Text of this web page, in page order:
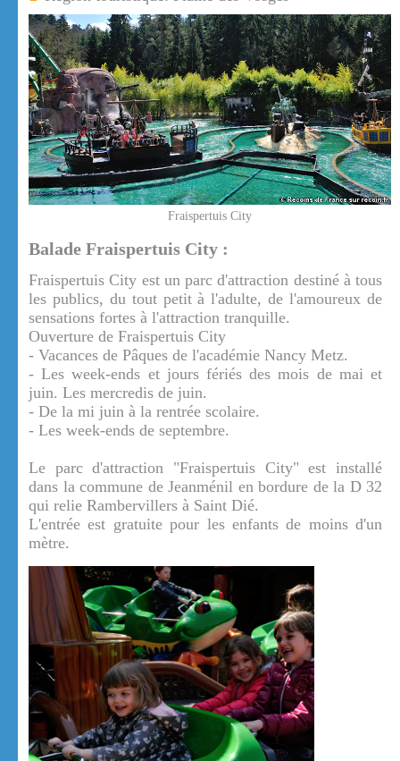
Fraispertuis City
Balade Fraispertuis City :
Fraispertuis City est un parc d'attraction destiné à tous
les publics, du tout petit à l'adulte, de l'amoureux de
sensations fortes à l'attraction tranquille.
Ouverture de Fraispertuis City
- Vacances de Pâques de l'académie Nancy Metz.
- Les week-ends et jours fériés des mois de mai et
juin. Les mercredis de juin.
- De la mi juin à la rentrée scolaire.
- Les week-ends de septembre.
Le parc d'attraction "Fraispertuis City" est installé
dans la commune de Jeanménil en bordure de la D 32
qui relie Rambervillers à Saint Dié.
L'entrée est gratuite pour les enfants de moins d'un
mètre.